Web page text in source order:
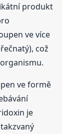
produkt
ve více
což
ve formě
je